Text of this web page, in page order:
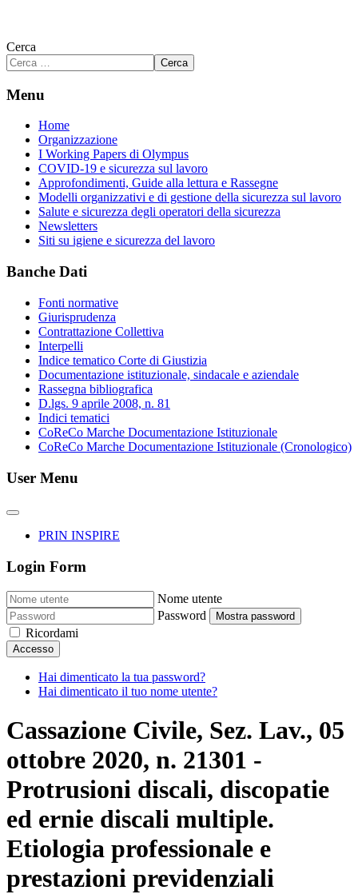
Cerca
Cerca
Menu
Home
Organizzazione
I Working Papers di Olympus
COVID-19 e sicurezza sul lavoro
Approfondimenti, Guide alla lettura e Rassegne
Modelli organizzativi e di gestione della sicurezza sul lavoro
Salute e sicurezza degli operatori della sicurezza
Newsletters
Siti su igiene e sicurezza del lavoro
Banche Dati
Fonti normative
Giurisprudenza
Contrattazione Collettiva
Interpelli
Indice tematico Corte di Giustizia
Documentazione istituzionale, sindacale e aziendale
Rassegna bibliografica
D.lgs. 9 aprile 2008, n. 81
Indici tematici
CoReCo Marche Documentazione Istituzionale
CoReCo Marche Documentazione Istituzionale (Cronologico)
User Menu
PRIN INSPIRE
Login Form
Nome utente
Password
Mostra password
Ricordami
Accesso
Hai dimenticato la tua password?
Hai dimenticato il tuo nome utente?
Cassazione Civile, Sez. Lav., 05
ottobre 2020, n. 21301 -
Protrusioni discali, discopatie
ed ernie discali multiple.
Etiologia professionale e
prestazioni previdenziali